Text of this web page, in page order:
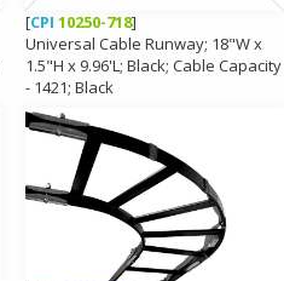
[CPI 10250-718]
Universal Cable Runway; 18"W x
1.5"H x 9.96'L; Black; Cable Capacity
- 1421; Black